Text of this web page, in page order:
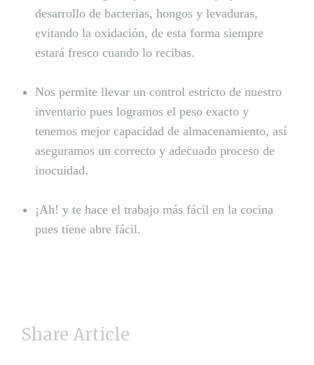
desarrollo de bacterias, hongos y levaduras,
evitando la oxidación, de esta forma siempre
estará fresco cuando lo recibas.⁣
Nos permite llevar un control estricto de nuestro
inventario pues logramos el peso exacto y
tenemos mejor capacidad de almacenamiento, así
aseguramos un correcto y adecuado proceso de
inocuidad.⁣
¡Ah! y te hace el trabajo más fácil en la cocina
pues tiene abre fácil⁣.
Share Article